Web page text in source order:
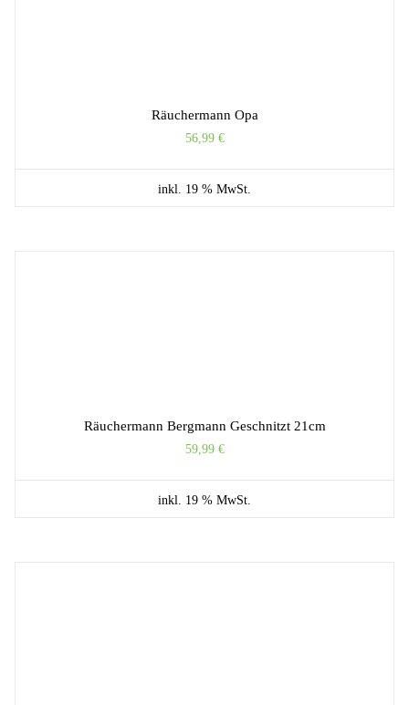
Räuchermann Opa
56,99 €
inkl. 19 % MwSt.
Räuchermann Bergmann Geschnitzt 21cm
59,99 €
inkl. 19 % MwSt.